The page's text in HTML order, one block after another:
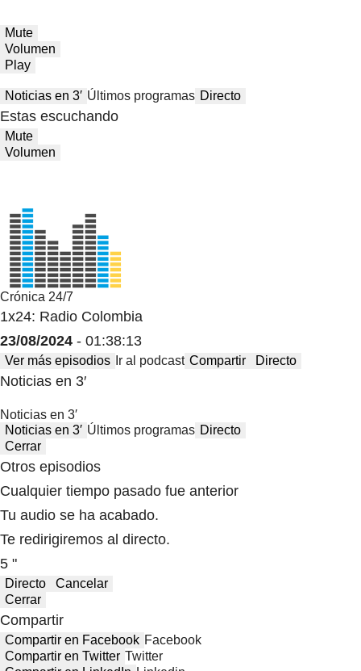
Mute
Volumen
Play
Noticias en 3′ Últimos programas Directo
Estas escuchando
Mute
Volumen
Crónica 24/7
1x24: Radio Colombia
23/08/2024 - 01:38:13
Ver más episodios Ir al podcast Compartir Directo
Noticias en 3′
Noticias en 3′
Noticias en 3′ Últimos programas Directo
Cerrar
Otros episodios
Cualquier tiempo pasado fue anterior
Tu audio se ha acabado.
Te redirigiremos al directo.
5 "
Directo
Cancelar
Cerrar
Compartir
Compartir en Facebook Facebook
Compartir en Twitter Twitter